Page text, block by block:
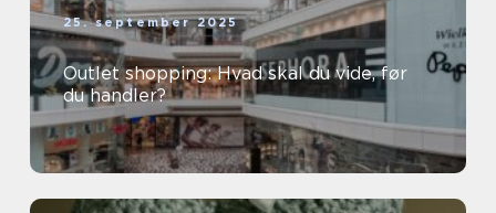
25. september 2025
Outlet shopping: Hvad skal du vide, før
du handler?